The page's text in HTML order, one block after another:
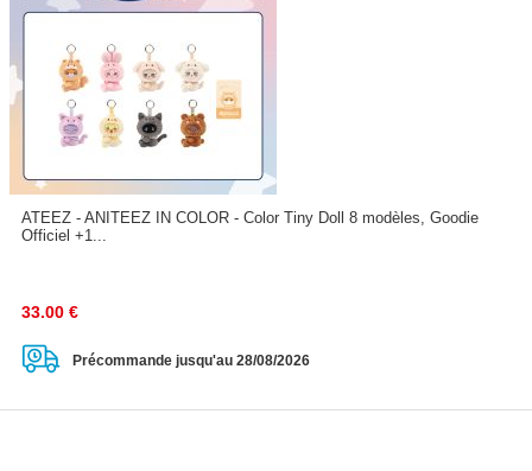
ATEEZ - ANITEEZ IN COLOR - Color Tiny Doll 8 modèles, Goodie
Officiel +1...
33.00 €
Précommande jusqu'au 28/08/2026